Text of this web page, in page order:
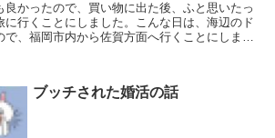
良かったので、買い物に出た後、ふと思いたっ
に行くことにしました。こんな日は、海辺のド
で、福岡市内から佐賀方面へ行くことにしまし
ブッチされた婚活の話